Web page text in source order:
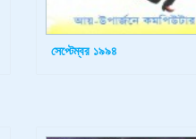
সেপ্টেম্বর ১৯৯৪